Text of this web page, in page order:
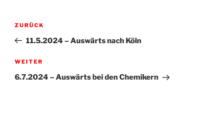
Beitragsnavigation
Vorheriger
Beitrag
ZURÜCK
11.5.2024 – Auswärts nach Köln
Nächster
Beitrag
WEITER
6.7.2024 – Auswärts bei den Chemikern